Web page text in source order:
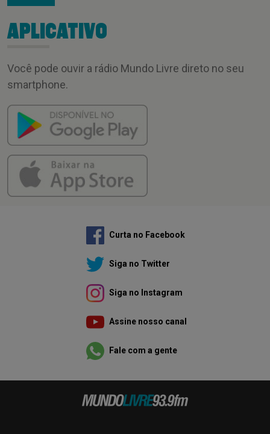
APLICATIVO
Você pode ouvir a rádio Mundo Livre direto no seu
smartphone.
Curta no Facebook
Siga no Twitter
Siga no Instagram
Assine nosso canal
Fale com a gente